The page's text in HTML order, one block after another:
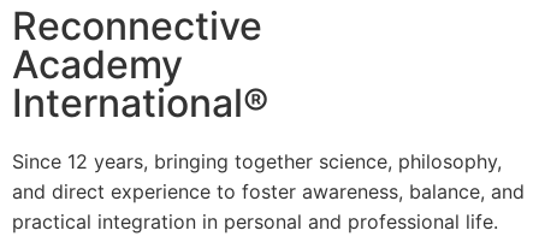
Reconnective
Academy
International®
Since 12 years, bringing together science, philosophy,
and direct experience to foster awareness, balance, and
practical integration in personal and professional life.